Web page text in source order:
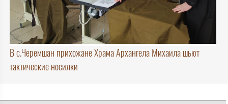
В с.Черемшан прихожане Храма Архангела Михаила шьют
тактические носилки